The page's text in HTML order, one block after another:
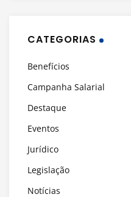
CATEGORIAS
Benefícios
Campanha Salarial
Destaque
Eventos
Jurídico
Legislação
Notícias